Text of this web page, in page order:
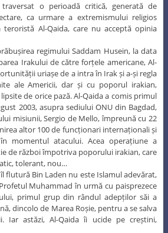
o perioadă critică, generată de
ca urmare a extremismului religios
teroristă Al-Qaida, care nu acceptă opinia
regimului Saddam Husein, la data
Irakului de către forțele americane, Al-
uriașe de a intra în Irak și a-și regla
ale Americii, dar și cu poporul irakian,
de orice pază. Al-Qaida a comis primul
2003, asupra sediului ONU din Bagdad,
misiunii, Sergio de Mello, împreună cu 22
altor 100 de funcționari internaționali și
momentul atacului. Acea operațiune a
de război împotriva poporului irakian, care
tolerant, nou…
flutură Bin Laden nu este Islamul adevărat,
Muhammad în urmă cu paisprezece
primul grup din rândul adepților săi a
dincolo de Marea Roșie, pentru a se salva
Iar astăzi, Al-Qaida îi ucide pe creștini,